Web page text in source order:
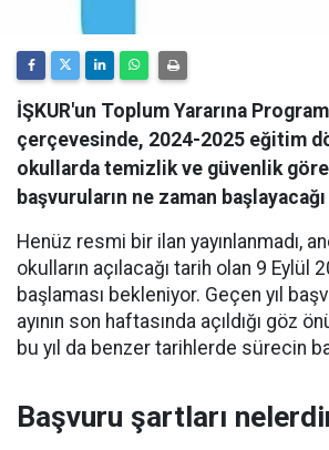
İŞKUR'un Toplum Yararına
çerçevesinde, 2024-2025 eğitim
okullarda temizlik ve güvenlik
başvuruların ne zaman
Henüz resmi bir ilan yayınlanmadı,
okulların açılacağı tarih olan 9 Eylül
başlaması bekleniyor. Geçen yıl
ayının son haftasında açıldığı göz
bu yıl da benzer tarihlerde sürecin
Başvuru şartları